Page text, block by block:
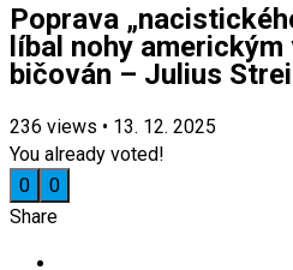
Poprava
líbal nohy americkým
bičován – Julius
236 views • 13. 12. 2025
You already voted!
0
0
Share